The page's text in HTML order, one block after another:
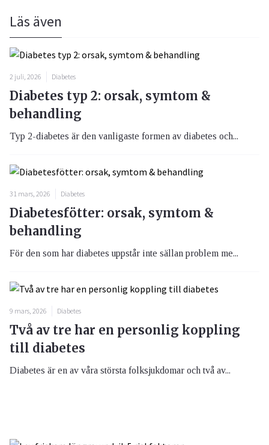
Läs även
2 juli, 2026 Diabetes
Diabetes typ 2: orsak, symtom &
behandling
Typ 2-diabetes är den vanligaste formen av diabetes och...
31 mars, 2026 Diabetes
Diabetesfötter: orsak, symtom &
behandling
För den som har diabetes uppstår inte sällan problem me...
9 mars, 2026 Diabetes
Två av tre har en personlig koppling
till diabetes
Diabetes är en av våra största folksjukdomar och två av...